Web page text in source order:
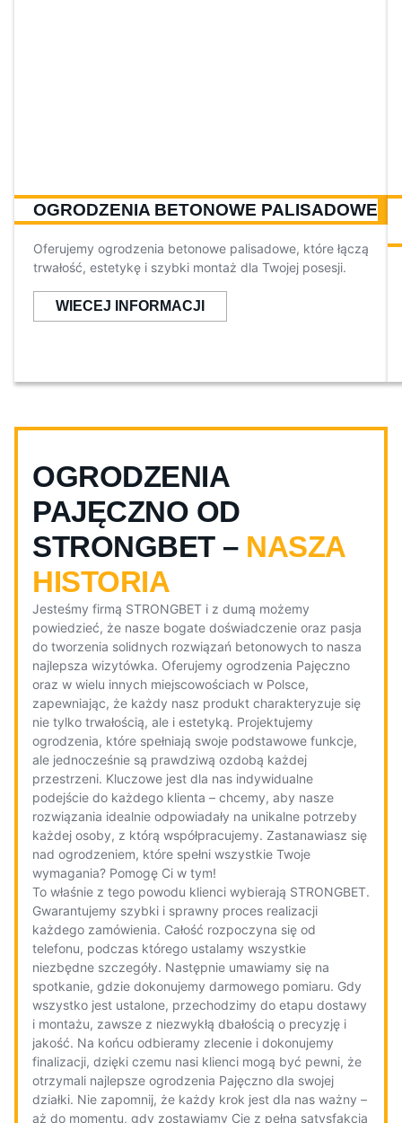
OGRODZENIA BETONOWE PALISADOWE
Oferujemy ogrodzenia betonowe palisadowe, które łączą
trwałość, estetykę i szybki montaż dla Twojej posesji.
WIECEJ INFORMACJI
OGRODZENIA
PAJĘCZNO OD
STRONGBET – NASZA
HISTORIA
Jesteśmy firmą STRONGBET i z dumą możemy
powiedzieć, że nasze bogate doświadczenie oraz pasja
do tworzenia solidnych rozwiązań betonowych to nasza
najlepsza wizytówka. Oferujemy ogrodzenia Pajęczno
oraz w wielu innych miejscowościach w Polsce,
zapewniając, że każdy nasz produkt charakteryzuje się
nie tylko trwałością, ale i estetyką. Projektujemy
ogrodzenia, które spełniają swoje podstawowe funkcje,
ale jednocześnie są prawdziwą ozdobą każdej
przestrzeni. Kluczowe jest dla nas indywidualne
podejście do każdego klienta – chcemy, aby nasze
rozwiązania idealnie odpowiadały na unikalne potrzeby
każdej osoby, z którą współpracujemy. Zastanawiasz się
nad ogrodzeniem, które spełni wszystkie Twoje
wymagania? Pomogę Ci w tym!
To właśnie z tego powodu klienci wybierają STRONGBET.
Gwarantujemy szybki i sprawny proces realizacji
każdego zamówienia. Całość rozpoczyna się od
telefonu, podczas którego ustalamy wszystkie
niezbędne szczegóły. Następnie umawiamy się na
spotkanie, gdzie dokonujemy darmowego pomiaru. Gdy
wszystko jest ustalone, przechodzimy do etapu dostawy
i montażu, zawsze z niezwykłą dbałością o precyzję i
jakość. Na końcu odbieramy zlecenie i dokonujemy
finalizacji, dzięki czemu nasi klienci mogą być pewni, że
otrzymali najlepsze ogrodzenia Pajęczno dla swojej
działki. Nie zapomnij, że każdy krok jest dla nas ważny –
aż do momentu, gdy zostawiamy Cię z pełną satysfakcją